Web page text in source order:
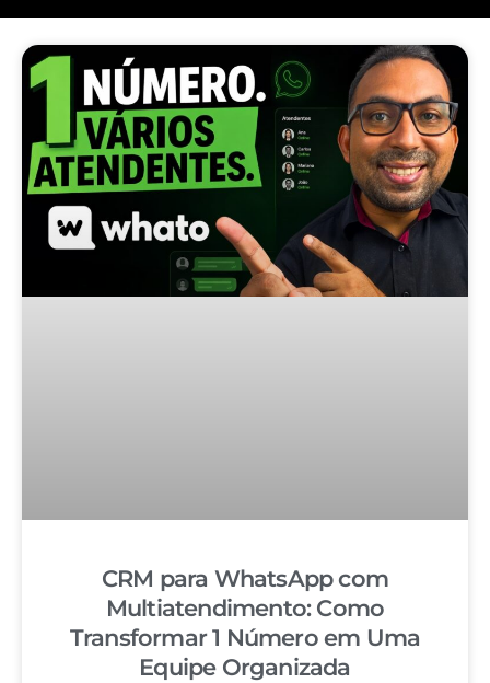
CRM para WhatsApp com
Multiatendimento: Como
Transformar 1 Número em Uma
Equipe Organizada